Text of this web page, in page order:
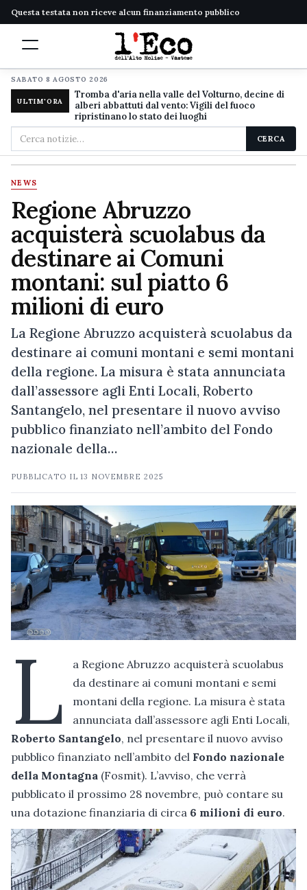
Questa testata non riceve alcun finanziamento pubblico
SABATO 8 AGOSTO 2026
ULTIM'ORA
Tromba d'aria nella valle del Volturno, decine di
alberi abbattuti dal vento: Vigili del fuoco
ripristinano lo stato dei luoghi
Cerca
nel
sito
CERCA
NEWS
Regione Abruzzo
acquisterà scuolabus da
destinare ai Comuni
montani: sul piatto 6
milioni di euro
La Regione Abruzzo acquisterà scuolabus da
destinare ai comuni montani e semi montani
della regione. La misura è stata annunciata
dall’assessore agli Enti Locali, Roberto
Santangelo, nel presentare il nuovo avviso
pubblico finanziato nell’ambito del Fondo
nazionale della…
PUBBLICATO IL13 NOVEMBRE 2025
L
a Regione Abruzzo acquisterà scuolabus
da destinare ai comuni montani e semi
montani della regione. La misura è stata
annunciata dall’assessore agli Enti Locali,
Roberto Santangelo, nel presentare il nuovo avviso
pubblico finanziato nell’ambito del Fondo nazionale
della Montagna (Fosmit). L’avviso, che verrà
pubblicato il prossimo 28 novembre, può contare su
una dotazione finanziaria di circa 6 milioni di euro.